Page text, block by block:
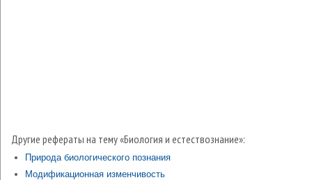
Другие рефераты на тему «Биология и естествознание»:
Природа биологического познания
Модификационная изменчивость